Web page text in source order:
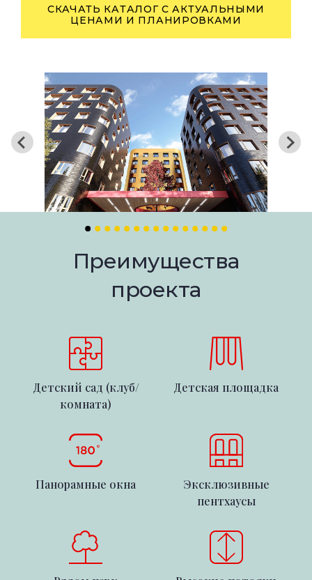
СКАЧАТЬ КАТАЛОГ С АКТУАЛЬНЫМИ
ЦЕНАМИ И ПЛАНИРОВКАМИ
Преимущества
проекта
Детский сад (клуб/
комната)
Детская площадка
Панорамные окна
Эксклюзивные
пентхаусы